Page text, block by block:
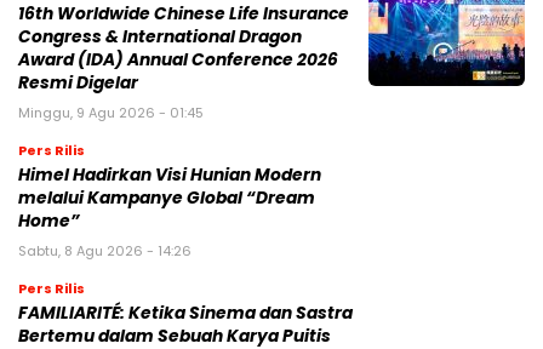
16th Worldwide Chinese Life Insurance
Congress & International Dragon
Award (IDA) Annual Conference 2026
Resmi Digelar
Minggu, 9 Agu 2026 - 01:45
Pers Rilis
Himel Hadirkan Visi Hunian Modern
melalui Kampanye Global “Dream
Home”
Sabtu, 8 Agu 2026 - 14:26
Pers Rilis
FAMILIARITÉ: Ketika Sinema dan Sastra
Bertemu dalam Sebuah Karya Puitis